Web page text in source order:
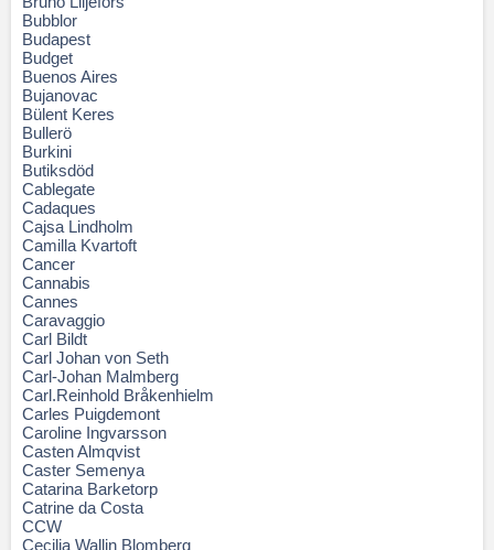
Bubblor
Budapest
Budget
Buenos Aires
Bujanovac
Bülent Keres
Bullerö
Burkini
Butiksdöd
Cablegate
Cadaques
Cajsa Lindholm
Camilla Kvartoft
Cancer
Cannabis
Cannes
Caravaggio
Carl Bildt
Carl Johan von Seth
Carl-Johan Malmberg
Carl.Reinhold Bråkenhielm
Carles Puigdemont
Caroline Ingvarsson
Casten Almqvist
Caster Semenya
Catarina Barketorp
Catrine da Costa
CCW
Cecilia Wallin Blomberg